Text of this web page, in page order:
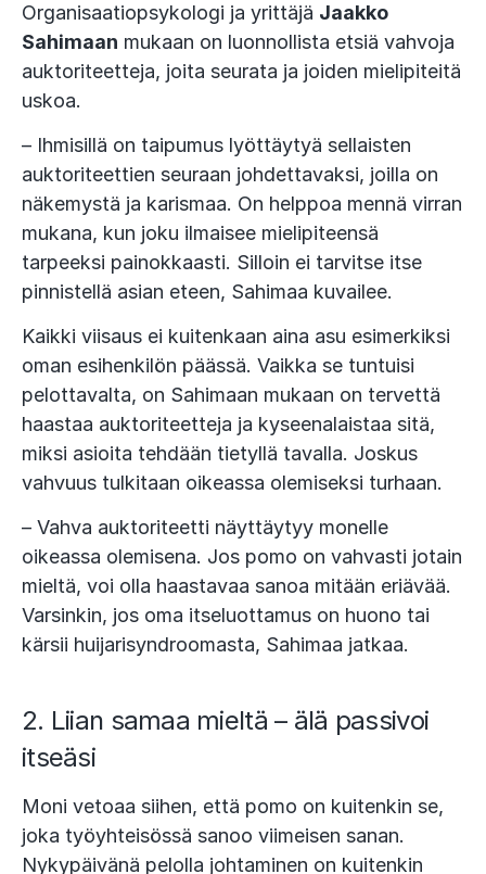
Organisaatiopsykologi ja yrittäjä Jaakko
Sahimaan mukaan on luonnollista etsiä vahvoja
auktoriteetteja, joita seurata ja joiden mielipiteitä
uskoa.
– Ihmisillä on taipumus lyöttäytyä sellaisten
auktoriteettien seuraan johdettavaksi, joilla on
näkemystä ja karismaa. On helppoa mennä virran
mukana, kun joku ilmaisee mielipiteensä
tarpeeksi painokkaasti. Silloin ei tarvitse itse
pinnistellä asian eteen, Sahimaa kuvailee.
Kaikki viisaus ei kuitenkaan aina asu esimerkiksi
oman esihenkilön päässä. Vaikka se tuntuisi
pelottavalta, on Sahimaan mukaan on tervettä
haastaa auktoriteetteja ja kyseenalaistaa sitä,
miksi asioita tehdään tietyllä tavalla. Joskus
vahvuus tulkitaan oikeassa olemiseksi turhaan.
– Vahva auktoriteetti näyttäytyy monelle
oikeassa olemisena. Jos pomo on vahvasti jotain
mieltä, voi olla haastavaa sanoa mitään eriävää.
Varsinkin, jos oma itseluottamus on huono tai
kärsii huijarisyndroomasta, Sahimaa jatkaa.
2. Liian samaa mieltä – älä passivoi
itseäsi
Moni vetoaa siihen, että pomo on kuitenkin se,
joka työyhteisössä sanoo viimeisen sanan.
Nykypäivänä pelolla johtaminen on kuitenkin